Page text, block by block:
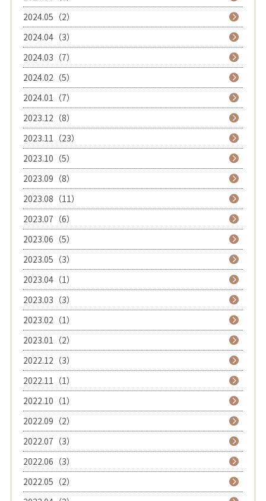
2024.05（2）
2024.04（3）
2024.03（7）
2024.02（5）
2024.01（7）
2023.12（8）
2023.11（23）
2023.10（5）
2023.09（8）
2023.08（11）
2023.07（6）
2023.06（5）
2023.05（3）
2023.04（1）
2023.03（3）
2023.02（1）
2023.01（2）
2022.12（3）
2022.11（1）
2022.10（1）
2022.09（2）
2022.07（3）
2022.06（3）
2022.05（2）